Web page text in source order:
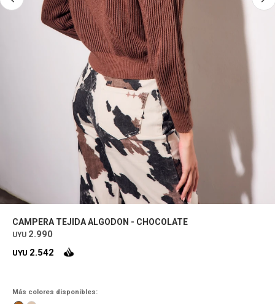
CAMPERA TEJIDA ALGODON - CHOCOLATE
UYU 2.990
UYU 2.542
Más colores disponibles: